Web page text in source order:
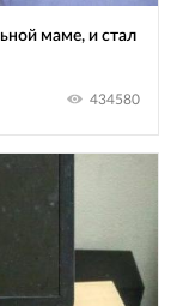
маме, и стал
434580